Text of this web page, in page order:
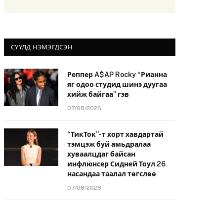
СҮҮЛД НЭМЭГДСЭН
Реппер A$AP Rocky “Рианна
яг одоо студид шинэ дуугаа
хийж байгаа” гэв
07/08/2026
“ТикТок”-т хорт хавдартай
тэмцэж буй амьдралаа
хуваалцдаг байсан
инфлюнсер Сидней Тоул 26
насандаа таалал төгслөө
07/08/2026